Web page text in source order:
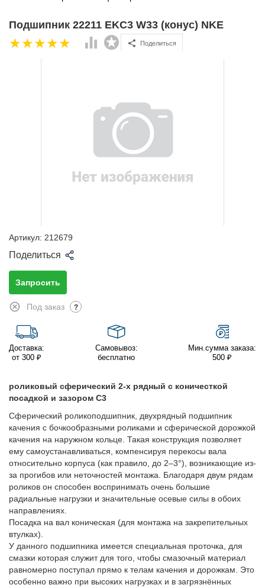
Подшипник 22211 EKC3 W33 (конус) NKE
Поделиться
Артикул: 212679
Поделиться
Запросить
Под заказ ?
Доставка:
от 300 ₽
Самовывоз:
бесплатно
Мин.сумма заказа:
500 ₽
роликовый сферический 2-х рядный с коничесткой
посадкой и зазором C3
Сферический роликоподшипник, двухрядный подшипник
качения с бочкообразными роликами и сферической дорожкой
качения на наружном кольце. Такая конструкция позволяет
ему самоустанавливаться, компенсируя перекосы вала
относительно корпуса (как правило, до 2–3°), возникающие из-
за прогибов или неточностей монтажа. Благодаря двум рядам
роликов он способен воспринимать очень большие
радиальные нагрузки и значительные осевые силы в обоих
направлениях.
Посадка на вал коническая (для монтажа на закрепительных
втулках).
У данного подшипника имеется специальная проточка, для
смазки которая служит для того, чтобы смазочный материал
равномерно поступал прямо к телам качения и дорожкам. Это
особенно важно при высоких нагрузках и в загрязнённых